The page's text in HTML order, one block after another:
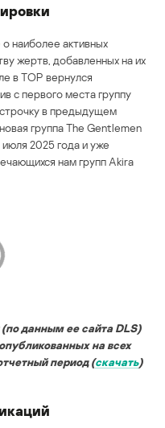
наиболее активных
жертв, добавленных на их
в TOP вернулся
с первого места группу
строчку в предыдущем
группа The Gentlemen
2025 года и уже
нам групп Akira
данным ее сайта DLS)
на всех
период (скачать)